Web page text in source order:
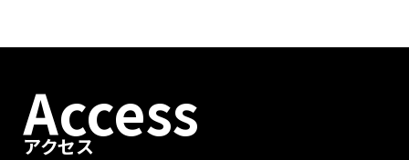
Access
アクセス